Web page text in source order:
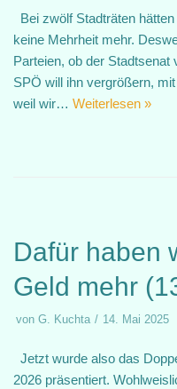
Bei zwölf Stadträten
keine Mehrheit mehr.
Parteien, ob der
SPÖ will ihn vergrößern,
weil wir… Weiterlesen »
Dafür haben
Geld mehr
von G. Kuchta 14. Mai 2025
Jetzt wurde also das
2026 präsentiert.